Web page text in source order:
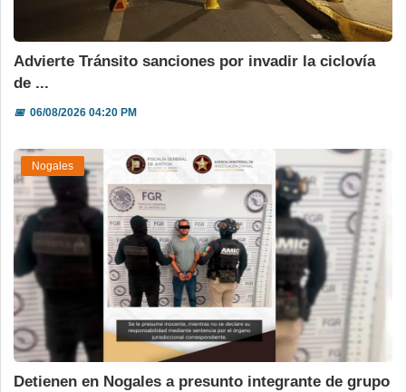
Advierte Tránsito sanciones por invadir la ciclovía
de ...
📅06/08/2026 04:20 PM
Nogales
Detienen en Nogales a presunto integrante de grupo